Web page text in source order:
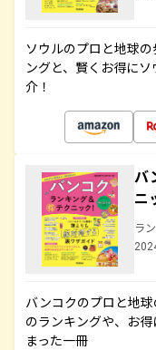
ソウルのプロと地球
ングと、賢くお得に
介！
バ
ニ
ラ
バンコクのプロと地
のランキングや、お
まった一冊